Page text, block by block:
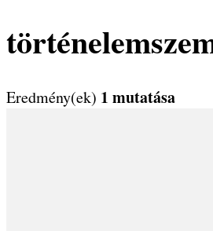
Eredmény(ek) 1 mutatása